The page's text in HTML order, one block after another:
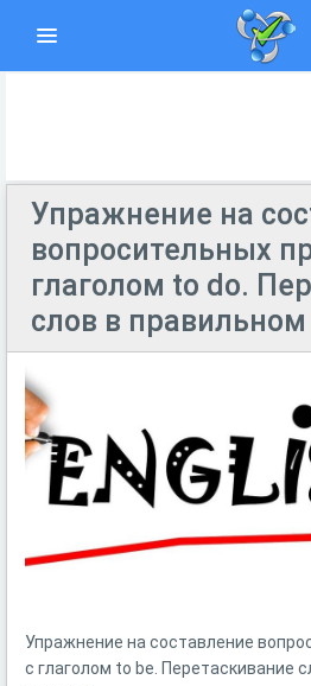
Упражнение на
вопросительных
глаголом to do.
слов в
Упражнение на составление
с глаголом to be. Перетаскивание